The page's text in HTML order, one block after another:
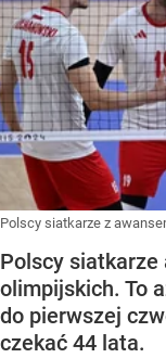
Polscy siatkarze z
Polscy siatkarze
olimpijskich. To
do pierwszej
czekać 44 lata.